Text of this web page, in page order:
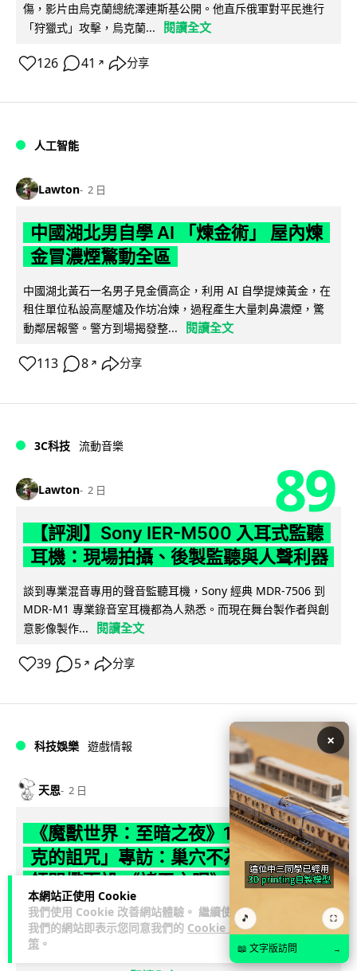
本網站正使用 Cookie
我們使用 Cookie 改善網站體驗。 繼續使用
我們的網站即表示您同意我們的 Cookie 政
策 。
傷，影片由烏克蘭總統澤連斯基公開。他直斥俄軍對平民進行
「狩獵式」攻擊，烏克蘭...
閱讀全文
126 41 ↗ 分享
人工智能
Lawton 2 日
中國湖北男自學 AI 「煉金術」 屋內煉
金冒濃煙驚動全區
中國湖北黃石一名男子見金價高企，利用 AI 自學提煉黃金，在
租住單位私設高壓爐及作坊冶煉，過程產生大量刺鼻濃煙，驚
動鄰居報警。警方到場揭發整...
閱讀全文
113 8 ↗ 分享
3C科技 流動音樂
Lawton 2 日 89
【評測】Sony IER-M500 入耳式監聽
耳機：現場拍攝、後製監聽與人聲利器
談到專業混音專用的聲音監聽耳機，Sony 經典 MDR-7506 到
MDR-M1 專業錄音室耳機都為人熟悉。而現在舞台製作者與創
意影像製作...
閱讀全文
39 5 ↗ 分享
科技娛樂 遊戲情報
天恩 2 日
《魔獸世界：至暗之夜》12.1 「烏拉特
克的詛咒」專訪：巢穴不為提高世界首
領門檻而設 《諸王之眠》縮短約 10 分
鐘
《魔獸世界：至暗之夜》版本更新 12.1「烏拉特克的詛咒」將
於 8 月 13 日正式上線，帶來全新區域「盤蛇島」、地城「毒牙
×
🎵 ⛶
📖 文字版訪問 →